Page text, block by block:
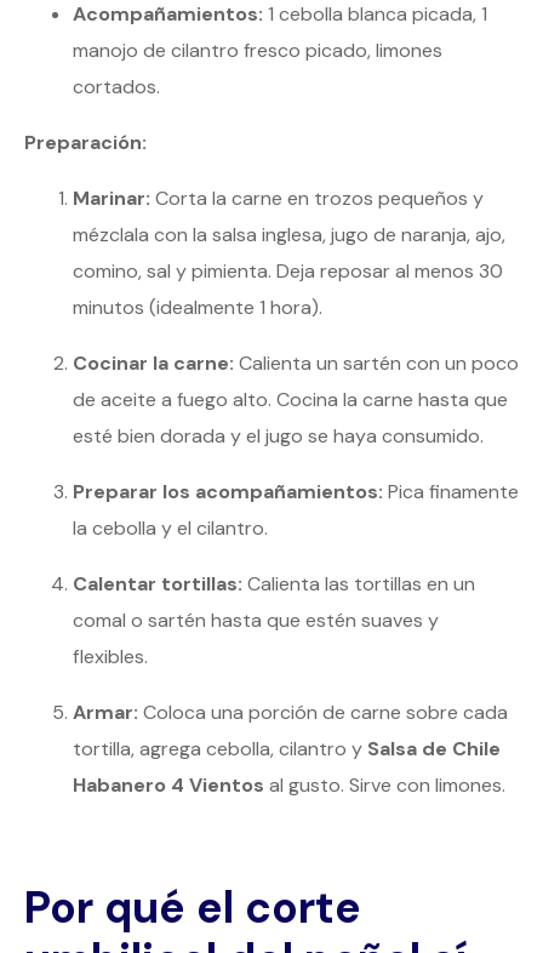
Acompañamientos: 1 cebolla blanca picada, 1
manojo de cilantro fresco picado, limones
cortados.
Preparación:
Marinar: Corta la carne en trozos pequeños y
mézclala con la salsa inglesa, jugo de naranja, ajo,
comino, sal y pimienta. Deja reposar al menos 30
minutos (idealmente 1 hora).
Cocinar la carne: Calienta un sartén con un poco
de aceite a fuego alto. Cocina la carne hasta que
esté bien dorada y el jugo se haya consumido.
Preparar los acompañamientos: Pica finamente
la cebolla y el cilantro.
Calentar tortillas: Calienta las tortillas en un
comal o sartén hasta que estén suaves y
flexibles.
Armar: Coloca una porción de carne sobre cada
tortilla, agrega cebolla, cilantro y Salsa de Chile
Habanero 4 Vientos al gusto. Sirve con limones.
Por qué el corte